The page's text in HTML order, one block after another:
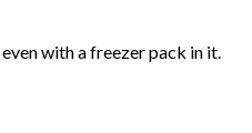
with a freezer pack in it.